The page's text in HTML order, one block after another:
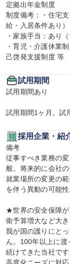
定拠出年金制度
制度備考：・住宅
給・入居条件あり）
・家族手当：あり
・育児・介護休業
己啓発支援制度 等
試用期間
試用期間あり
試用期間1ヶ月。試
採用企業・紹
備考
従事すべき業務の
般。将来的に会社
就業場所の変更の
を伴う異動の可能性
★世界の安全保障
衛予算増大など大
我が国の護りにと
ん。100年以上に
続けてきた当社で